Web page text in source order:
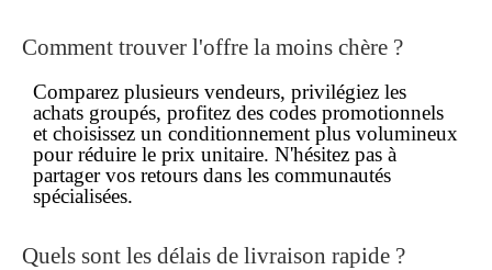
Comment trouver l'offre la moins chère ?
Comparez plusieurs vendeurs, privilégiez les
achats groupés, profitez des codes promotionnels
et choisissez un conditionnement plus volumineux
pour réduire le prix unitaire. N'hésitez pas à
partager vos retours dans les communautés
spécialisées.
Quels sont les délais de livraison rapide ?